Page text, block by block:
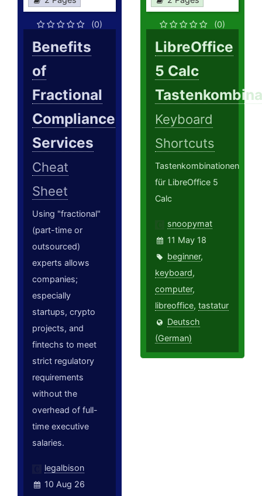
(0)
Benefits
of
Fractional
Compliance
Services
Cheat
Sheet
Using "fractional"
(part-time or
outsourced)
experts allows
companies;
especially
startups, crypto
projects, and
fintechs to meet
strict regulatory
requirements
without the
overhead of full-
time executive
salaries.
legalbison
10 Aug 26
(0)
LibreOffice
5 Calc
Keyboard
Shortcuts
Tastenkombinationen
für LibreOffice 5
Calc
snoopymat
11 May 18
beginner,
keyboard,
computer,
libreoffice,tastatur
Deutsch
(German)